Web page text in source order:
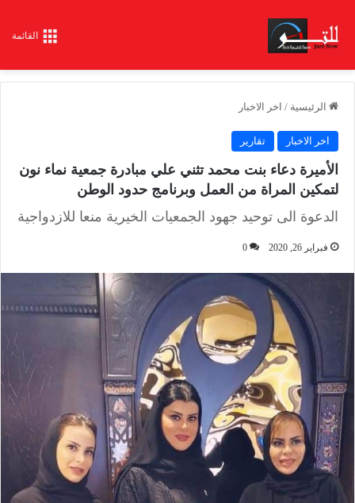
القائمة
الرئيسية / اخر الاخبار
اخر الاخبار تقارير
الأميرة دعاء بنت محمد تثني علي مبادرة جمعية نماء نون
لتمكين المراة من العمل وبرنامج حدود الوطن
الدعوة الى توحيد جهود الجمعيات الخيرية منعا للازدواجية
فبراير 26, 2020 0